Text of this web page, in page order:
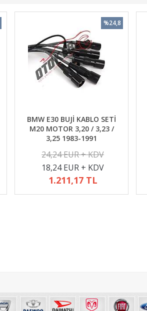
BMW E30 BUJİ KABLO SETİ
M20 MOTOR 3,20 / 3,23 /
3,25 1983-1991
24,24 EUR + KDV
18,24 EUR + KDV
1.211,17 TL
%24,8